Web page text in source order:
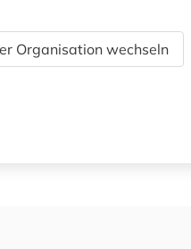
Organisation wechseln